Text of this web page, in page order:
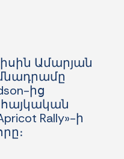
Ամարյան
ից
Rally»-ի